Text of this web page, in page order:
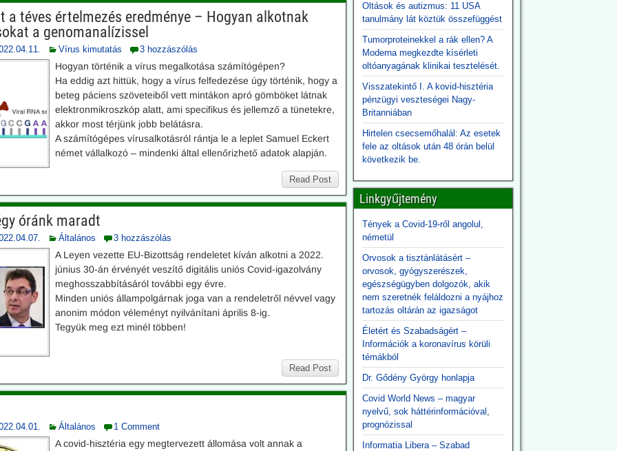
a téves értelmezés eredménye – Hogyan alkotnak
a genomanalízissel
Vírus kimutatás 3 hozzászólás
Hogyan történik a vírus megalkotása számítógépen?
Ha eddig azt hittük, hogy a vírus felfedezése úgy történik, hogy a
beteg páciens szöveteiből vett mintákon apró gömböket látnak
elektronmikroszkóp alatt, ami specifikus és jellemző a tünetekre,
akkor most térjünk jobb belátásra.
A számítógépes vírusalkotásról rántja le a leplet Samuel Eckert
német vállalkozó – mindenki által ellenőrizhető adatok alapján.
Read Post
óránk maradt
Általános 3 hozzászólás
A Leyen vezette EU-Bizottság rendeletet kíván alkotni a 2022.
június 30-án érvényét veszítő digitális uniós Covid-igazolvány
meghosszabbításáról további egy évre.
Minden uniós állampolgárnak joga van a rendeletről névvel vagy
anonim módon véleményt nyilvánítani április 8-ig.
Tegyük meg ezt minél többen!
Read Post
Általános 1 Comment
A covid-hisztéria egy megtervezett állomása volt annak a
Oltások és autizmus: 11 USA
tanulmány lát köztük összefüggést
Tumorproteinekkel a rák ellen? A
Moderna megkezdte kísérleti
oltóanyagának klinikai tesztelését.
Visszatekintő I. A kovid-hisztéria
pénzügyi veszteségei Nagy-
Britanniában
Hirtelen csecsemőhalál: Az esetek
fele az oltások után 48 órán belül
következik be.
Linkgyűjtemény
Tények a Covid-19-ről angolul,
németül
Orvosok a tisztánlátásért –
orvosok, gyógyszerészek,
egészségügyben dolgozók, akik
nem szeretnék feláldozni a nyájhoz
tartozás oltárán az igazságot
Életért és Szabadságért –
Információk a koronavírus körüli
témákból
Dr. Gődény György honlapja
Covid World News – magyar
nyelvű, sok háttérinformációval,
prognózissal
Informatia Libera – Szabad